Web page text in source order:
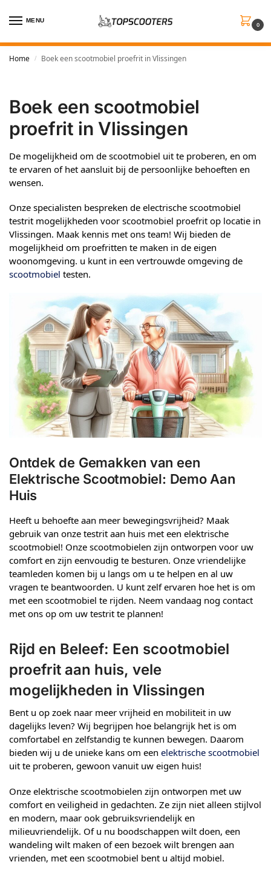
MENU
0
Home / Boek een scootmobiel proefrit in Vlissingen
Boek een scootmobiel
proefrit in Vlissingen
De mogelijkheid om de scootmobiel uit te proberen, en om
te ervaren of het aansluit bij de persoonlijke behoeften en
wensen.
Onze specialisten bespreken de electrische scootmobiel
testrit mogelijkheden voor scootmobiel proefrit op locatie in
Vlissingen. Maak kennis met ons team! Wij bieden de
mogelijkheid om proefritten te maken in de eigen
woonomgeving. u kunt in een vertrouwde omgeving de
scootmobiel testen.
Ontdek de Gemakken van een
Elektrische Scootmobiel: Demo Aan
Huis
Heeft u behoefte aan meer bewegingsvrijheid? Maak
gebruik van onze testrit aan huis met een elektrische
scootmobiel! Onze scootmobielen zijn ontworpen voor uw
comfort en zijn eenvoudig te besturen. Onze vriendelijke
teamleden komen bij u langs om u te helpen en al uw
vragen te beantwoorden. U kunt zelf ervaren hoe het is om
met een scootmobiel te rijden. Neem vandaag nog contact
met ons op om uw testrit te plannen!
Rijd en Beleef: Een scootmobiel
proefrit aan huis, vele
mogelijkheden in Vlissingen
Bent u op zoek naar meer vrijheid en mobiliteit in uw
dagelijks leven? Wij begrijpen hoe belangrijk het is om
comfortabel en zelfstandig te kunnen bewegen. Daarom
bieden wij u de unieke kans om een elektrische scootmobiel
uit te proberen, gewoon vanuit uw eigen huis!
Onze elektrische scootmobielen zijn ontworpen met uw
comfort en veiligheid in gedachten. Ze zijn niet alleen stijlvol
en modern, maar ook gebruiksvriendelijk en
milieuvriendelijk. Of u nu boodschappen wilt doen, een
wandeling wilt maken of een bezoek wilt brengen aan
vrienden, met een scootmobiel bent u altijd mobiel.